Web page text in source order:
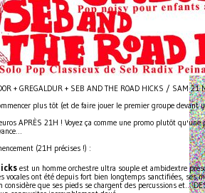
+ GREGALDUR + SEB AND THE ROAD HICKS / SAM
plus tôt (et de faire jouer le premier groupe devant
APRÈS 21H ! Voyez ça comme une promo plutôt
(21H précises !) :
est un homme orchestre ultra souple et ambidextre
vocales ont été depuis fort bien longtemps sanctifiées, ses
que ses pieds se chargent des percussions et...